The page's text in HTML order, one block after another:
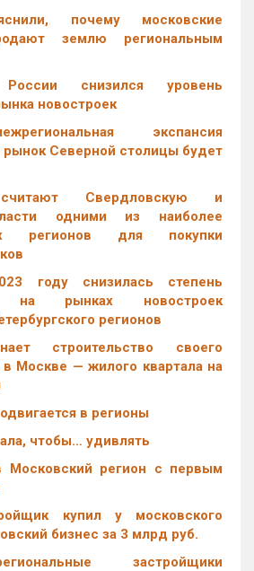
почему московские
землю региональным
снизился уровень
новостроек
экспансия
рынок Северной столицы будет
Свердловскую и
одними из наиболее
регионов для покупки
году снизилась степень
на рынках новостроек
регионов
строительство своего
в Москве — жилого квартала на
в регионы
чтобы… удивлять
Московский регион с первым
купил у московского
бизнес за 3 млрд руб.
застройщики